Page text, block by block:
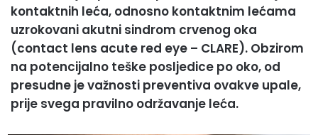
kontaktnih leća, odnosno kontaktnim lećama
uzrokovani akutni sindrom crvenog oka
(contact lens acute red eye – CLARE). Obzirom
na potencijalno teške posljedice po oko, od
presudne je važnosti preventiva ovakve upale,
prije svega pravilno održavanje leća.